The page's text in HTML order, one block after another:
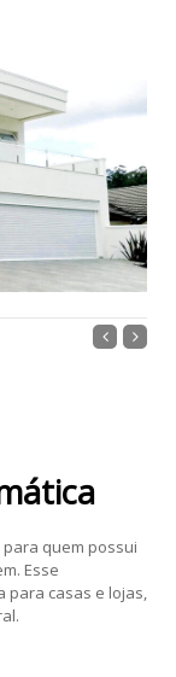
quem possui
Esse
casas e lojas,